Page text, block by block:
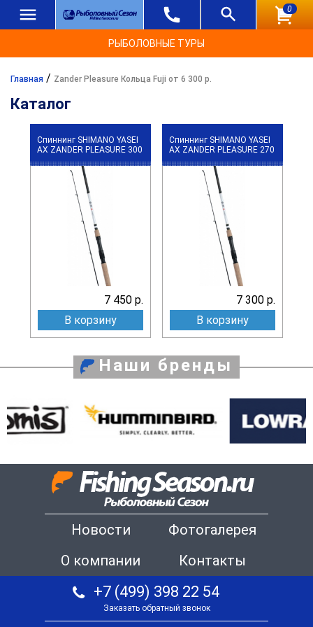
0
РЫБОЛОВНЫЕ ТУРЫ
Главная / Zander Pleasure Кольца Fuji от 6 300 р.
Каталог
Спиннинг SHIMANO YASEI
АХ ZANDER PLEASURE 300
7 450 р.
В корзину
Спиннинг SHIMANO YASEI
АХ ZANDER PLEASURE 270
7 300 р.
В корзину
Наши бренды
Новости
Фотогалерея
О компании
Контакты
+7 (499) 398 22 54
Заказать обратный звонок